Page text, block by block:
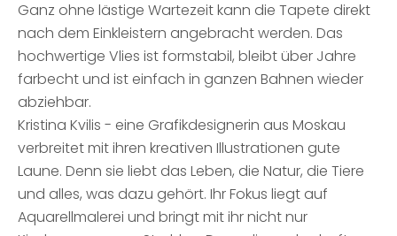
Ganz ohne lästige Wartezeit kann die Tapete direkt
nach dem Einkleistern angebracht werden. Das
hochwertige Vlies ist formstabil, bleibt über Jahre
farbecht und ist einfach in ganzen Bahnen wieder
abziehbar.
Kristina Kvilis - eine Grafikdesignerin aus Moskau
verbreitet mit ihren kreativen Illustrationen gute
Laune. Denn sie liebt das Leben, die Natur, die Tiere
und alles, was dazu gehört. Ihr Fokus liegt auf
Aquarellmalerei und bringt mit ihr nicht nur